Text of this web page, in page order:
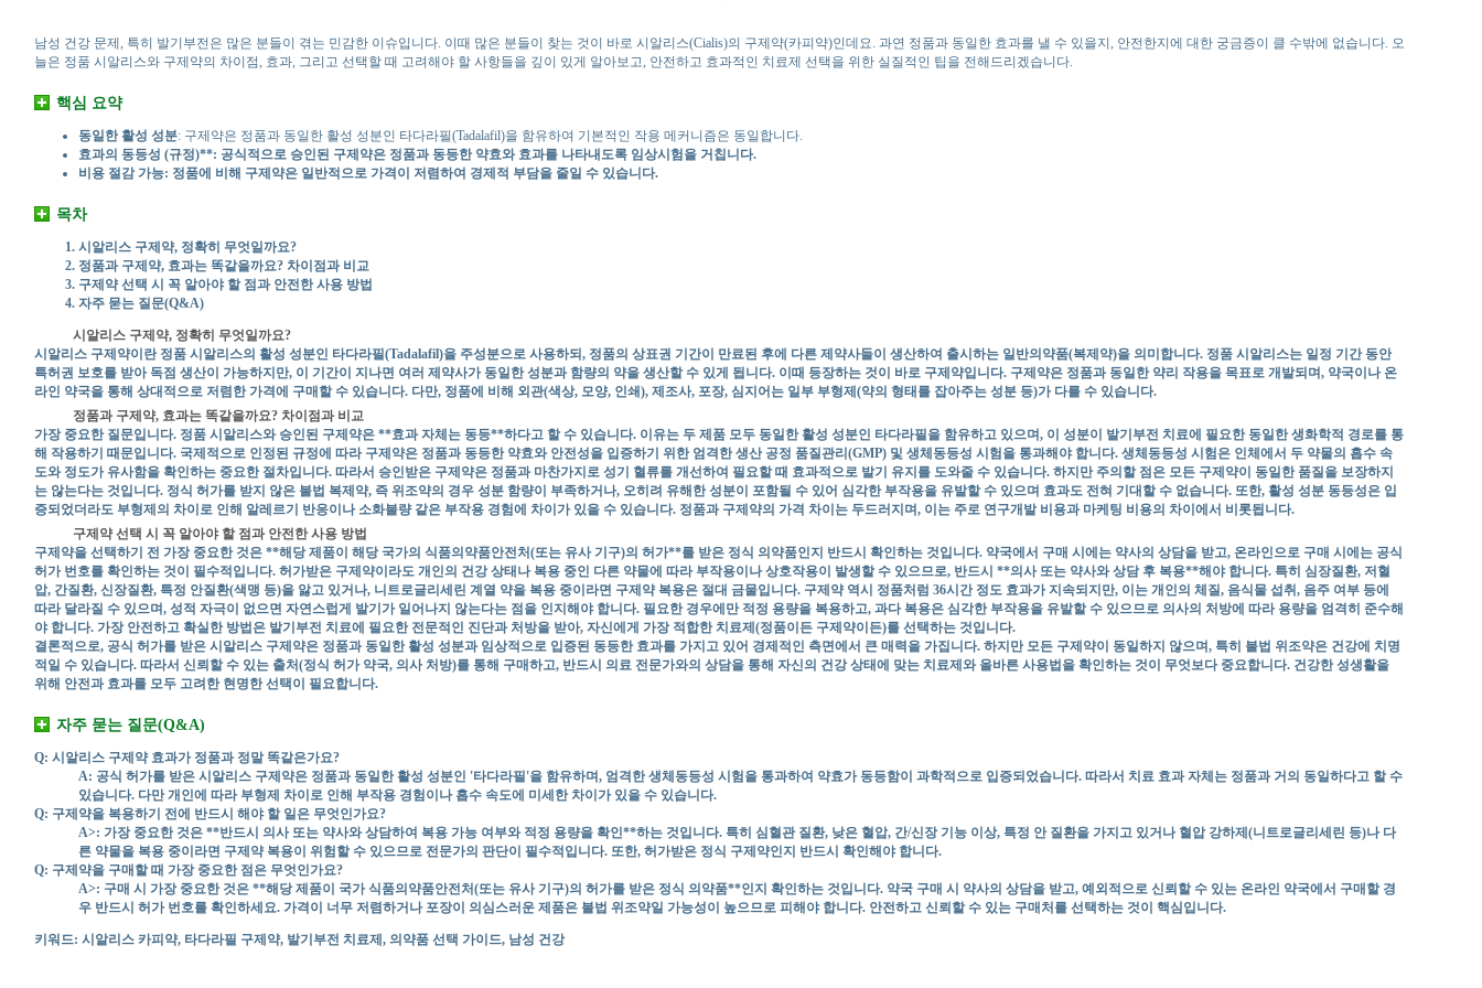
남성 건강 문제, 특히 발기부전은 많은 분들이 겪는 민감한 이슈입니다. 이때 많은 분들이 찾는 것이 바로 시알리스(Cialis)의 구제약(카피약)인데요. 과연 정품과 동일한 효과를 낼 수 있을지, 안전한지에 대한 궁금증이 클 수밖에 없습니다. 오
늘은 정품 시알리스와 구제약의 차이점, 효과, 그리고 선택할 때 고려해야 할 사항들을 깊이 있게 알아보고, 안전하고 효과적인 치료제 선택을 위한 실질적인 팁을 전해드리겠습니다.
핵심 요약
동일한 활성 성분: 구제약은 정품과 동일한 활성 성분인 타다라필(Tadalafil)을 함유하여 기본적인 작용 메커니즘은 동일합니다.
효과의 동등성 (규정)**: 공식적으로 승인된 구제약은 정품과 동등한 약효와 효과를 나타내도록 임상시험을 거칩니다.
비용 절감 가능: 정품에 비해 구제약은 일반적으로 가격이 저렴하여 경제적 부담을 줄일 수 있습니다.
목차
시알리스 구제약, 정확히 무엇일까요?
정품과 구제약, 효과는 똑같을까요? 차이점과 비교
구제약 선택 시 꼭 알아야 할 점과 안전한 사용 방법
자주 묻는 질문(Q&A)
시알리스 구제약, 정확히 무엇일까요?
시알리스 구제약이란 정품 시알리스의 활성 성분인 타다라필(Tadalafil)을 주성분으로 사용하되, 정품의 상표권 기간이 만료된 후에 다른 제약사들이 생산하여 출시하는 일반의약품(복제약)을 의미합니다. 정품 시알리스는 일정 기간 동안
특허권 보호를 받아 독점 생산이 가능하지만, 이 기간이 지나면 여러 제약사가 동일한 성분과 함량의 약을 생산할 수 있게 됩니다. 이때 등장하는 것이 바로 구제약입니다. 구제약은 정품과 동일한 약리 작용을 목표로 개발되며, 약국이나 온
라인 약국을 통해 상대적으로 저렴한 가격에 구매할 수 있습니다. 다만, 정품에 비해 외관(색상, 모양, 인쇄), 제조사, 포장, 심지어는 일부 부형제(약의 형태를 잡아주는 성분 등)가 다를 수 있습니다.
정품과 구제약, 효과는 똑같을까요? 차이점과 비교
가장 중요한 질문입니다. 정품 시알리스와 승인된 구제약은 **효과 자체는 동등**하다고 할 수 있습니다. 이유는 두 제품 모두 동일한 활성 성분인 타다라필을 함유하고 있으며, 이 성분이 발기부전 치료에 필요한 동일한 생화학적 경로를 통
해 작용하기 때문입니다. 국제적으로 인정된 규정에 따라 구제약은 정품과 동등한 약효와 안전성을 입증하기 위한 엄격한 생산 공정 품질관리(GMP) 및 생체동등성 시험을 통과해야 합니다. 생체동등성 시험은 인체에서 두 약물의 흡수 속
도와 정도가 유사함을 확인하는 중요한 절차입니다. 따라서 승인받은 구제약은 정품과 마찬가지로 성기 혈류를 개선하여 필요할 때 효과적으로 발기 유지를 도와줄 수 있습니다. 하지만 주의할 점은 모든 구제약이 동일한 품질을 보장하지
는 않는다는 것입니다. 정식 허가를 받지 않은 불법 복제약, 즉 위조약의 경우 성분 함량이 부족하거나, 오히려 유해한 성분이 포함될 수 있어 심각한 부작용을 유발할 수 있으며 효과도 전혀 기대할 수 없습니다. 또한, 활성 성분 동등성은 입
증되었더라도 부형제의 차이로 인해 알레르기 반응이나 소화불량 같은 부작용 경험에 차이가 있을 수 있습니다. 정품과 구제약의 가격 차이는 두드러지며, 이는 주로 연구개발 비용과 마케팅 비용의 차이에서 비롯됩니다.
구제약 선택 시 꼭 알아야 할 점과 안전한 사용 방법
구제약을 선택하기 전 가장 중요한 것은 **해당 제품이 해당 국가의 식품의약품안전처(또는 유사 기구)의 허가**를 받은 정식 의약품인지 반드시 확인하는 것입니다. 약국에서 구매 시에는 약사의 상담을 받고, 온라인으로 구매 시에는 공식
허가 번호를 확인하는 것이 필수적입니다. 허가받은 구제약이라도 개인의 건강 상태나 복용 중인 다른 약물에 따라 부작용이나 상호작용이 발생할 수 있으므로, 반드시 **의사 또는 약사와 상담 후 복용**해야 합니다. 특히 심장질환, 저혈
압, 간질환, 신장질환, 특정 안질환(색맹 등)을 앓고 있거나, 니트로글리세린 계열 약을 복용 중이라면 구제약 복용은 절대 금물입니다. 구제약 역시 정품처럼 36시간 정도 효과가 지속되지만, 이는 개인의 체질, 음식물 섭취, 음주 여부 등에
따라 달라질 수 있으며, 성적 자극이 없으면 자연스럽게 발기가 일어나지 않는다는 점을 인지해야 합니다. 필요한 경우에만 적정 용량을 복용하고, 과다 복용은 심각한 부작용을 유발할 수 있으므로 의사의 처방에 따라 용량을 엄격히 준수해
야 합니다. 가장 안전하고 확실한 방법은 발기부전 치료에 필요한 전문적인 진단과 처방을 받아, 자신에게 가장 적합한 치료제(정품이든 구제약이든)를 선택하는 것입니다.
결론적으로, 공식 허가를 받은 시알리스 구제약은 정품과 동일한 활성 성분과 임상적으로 입증된 동등한 효과를 가지고 있어 경제적인 측면에서 큰 매력을 가집니다. 하지만 모든 구제약이 동일하지 않으며, 특히 불법 위조약은 건강에 치명
적일 수 있습니다. 따라서 신뢰할 수 있는 출처(정식 허가 약국, 의사 처방)를 통해 구매하고, 반드시 의료 전문가와의 상담을 통해 자신의 건강 상태에 맞는 치료제와 올바른 사용법을 확인하는 것이 무엇보다 중요합니다. 건강한 성생활을
위해 안전과 효과를 모두 고려한 현명한 선택이 필요합니다.
자주 묻는 질문(Q&A)
Q: 시알리스 구제약 효과가 정품과 정말 똑같은가요?
A: 공식 허가를 받은 시알리스 구제약은 정품과 동일한 활성 성분인 '타다라필'을 함유하며, 엄격한 생체동등성 시험을 통과하여 약효가 동등함이 과학적으로 입증되었습니다. 따라서 치료 효과 자체는 정품과 거의 동일하다고 할 수
있습니다. 다만 개인에 따라 부형제 차이로 인해 부작용 경험이나 흡수 속도에 미세한 차이가 있을 수 있습니다.
Q: 구제약을 복용하기 전에 반드시 해야 할 일은 무엇인가요?
A>: 가장 중요한 것은 **반드시 의사 또는 약사와 상담하여 복용 가능 여부와 적정 용량을 확인**하는 것입니다. 특히 심혈관 질환, 낮은 혈압, 간/신장 기능 이상, 특정 안 질환을 가지고 있거나 혈압 강하제(니트로글리세린 등)나 다
른 약물을 복용 중이라면 구제약 복용이 위험할 수 있으므로 전문가의 판단이 필수적입니다. 또한, 허가받은 정식 구제약인지 반드시 확인해야 합니다.
Q: 구제약을 구매할 때 가장 중요한 점은 무엇인가요?
A>: 구매 시 가장 중요한 것은 **해당 제품이 국가 식품의약품안전처(또는 유사 기구)의 허가를 받은 정식 의약품**인지 확인하는 것입니다. 약국 구매 시 약사의 상담을 받고, 예외적으로 신뢰할 수 있는 온라인 약국에서 구매할 경
우 반드시 허가 번호를 확인하세요. 가격이 너무 저렴하거나 포장이 의심스러운 제품은 불법 위조약일 가능성이 높으므로 피해야 합니다. 안전하고 신뢰할 수 있는 구매처를 선택하는 것이 핵심입니다.
키워드: 시알리스 카피약, 타다라필 구제약, 발기부전 치료제, 의약품 선택 가이드, 남성 건강